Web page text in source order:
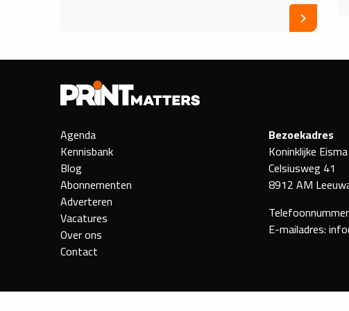
Agenda
Kennisbank
Blog
Abonnementen
Adverteren
Vacatures
Over ons
Contact
Bezoekadres
Koninklijke
Celsiusweg 41
8912 AM
E-mailadres: